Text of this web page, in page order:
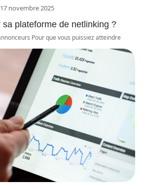
17 novembre 2025
sa plateforme de netlinking ?
Pour que vous puissiez atteindre